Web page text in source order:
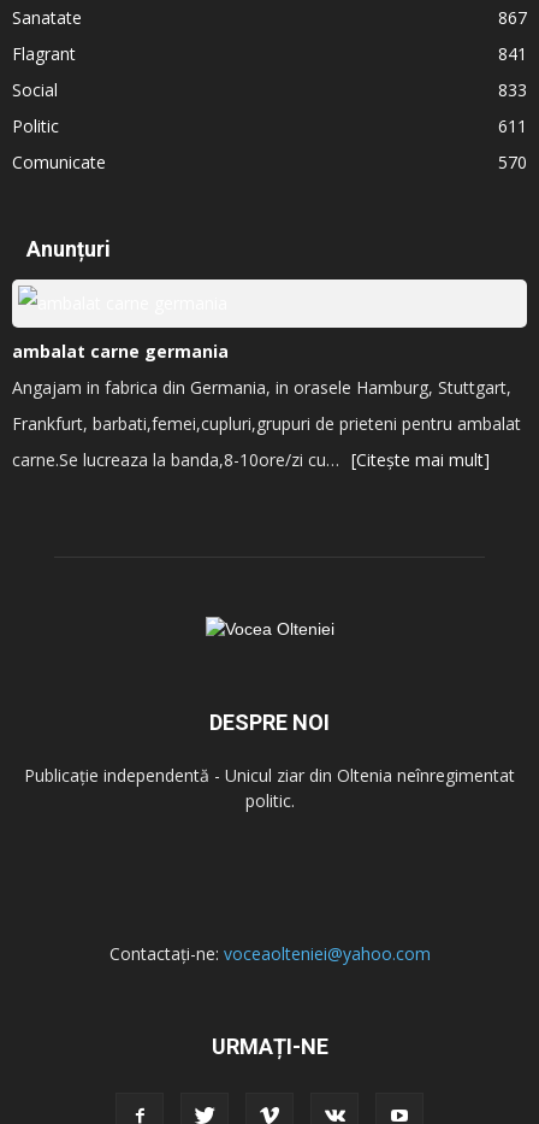
Sanatate
867
Flagrant
841
Social
833
Politic
611
Comunicate
570
Anunțuri
ambalat carne germania
Angajam in fabrica din Germania, in orasele Hamburg, Stuttgart,
Frankfurt, barbati,femei,cupluri,grupuri de prieteni pentru ambalat
carne.Se lucreaza la banda,8-10ore/zi cu… [Citește mai mult]
DESPRE NOI
Publicație independentă - Unicul ziar din Oltenia neînregimentat
politic.
Contactați-ne: voceaolteniei@yahoo.com
URMAȚI-NE